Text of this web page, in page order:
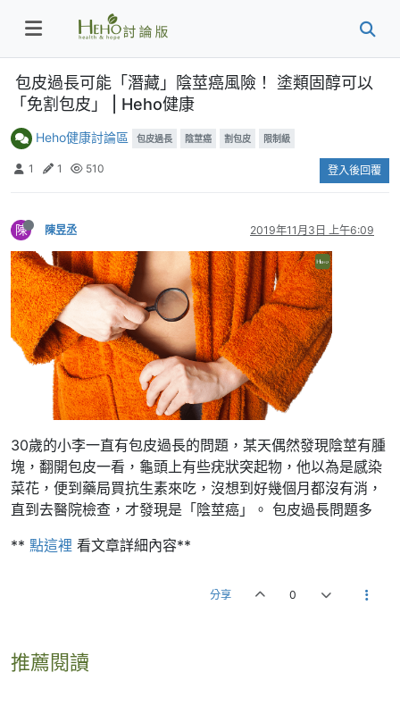
包皮過長可能「潛藏」陰莖癌風險！ 塗類固醇可以
「免割包皮」 | Heho健康
Heho健康討論區 包皮過長 陰莖癌 割包皮 限制級
1 1 510 登入後回覆
陳 陳昱丞 2019年11月3日 上午6:09
30歲的小李一直有包皮過長的問題，某天偶然發現陰莖有腫
塊，翻開包皮一看，龜頭上有些疣狀突起物，他以為是感染
菜花，便到藥局買抗生素來吃，沒想到好幾個月都沒有消，
直到去醫院檢查，才發現是「陰莖癌」。 包皮過長問題多
** 點這裡 看文章詳細內容**
分享 0
推薦閱讀